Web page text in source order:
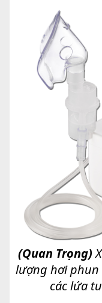
(Quan Trọng)
lượng hơi phun
các lứa